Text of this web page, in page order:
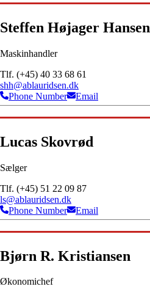
Steffen Højager Hansen
Maskinhandler
Tlf. (+45) 40 33 68 61
shh@ablauridsen.dk
Phone Number
Email
Lucas Skovrød
Sælger
Tlf. (+45) 51 22 09 87
ls@ablauridsen.dk
Phone Number
Email
Bjørn R. Kristiansen
Økonomichef